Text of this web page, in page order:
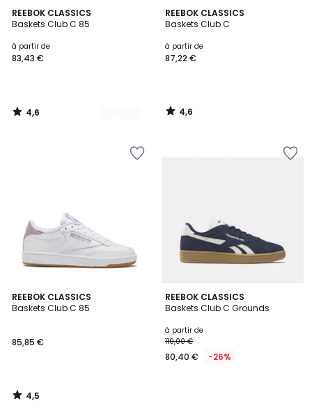
REEBOK CLASSICS
Baskets Club C 85
Prix
à
83,43
€.
à partir de
83,43 €
4,6
/ 5
2
Couleurs
4,6
/
REEBOK CLASSICS
Baskets Club C
à partir de
87,22 €
4,6
/ 5
4,6
/
REEBOK CLASSICS
Baskets Club C 85
85,85 €
4,5
/ 5
4,5
/
REEBOK CLASSICS
Baskets Club C Grounds
à partir de
110,00 €
80,40 € -26%